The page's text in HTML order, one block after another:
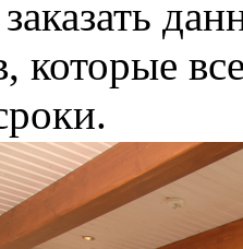
которые